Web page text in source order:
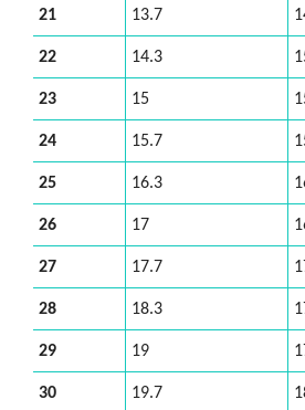
21 13.7
22 14.3
23 15
24 15.7
25 16.3
26 17
27 17.7
28 18.3
29 19
30 19.7